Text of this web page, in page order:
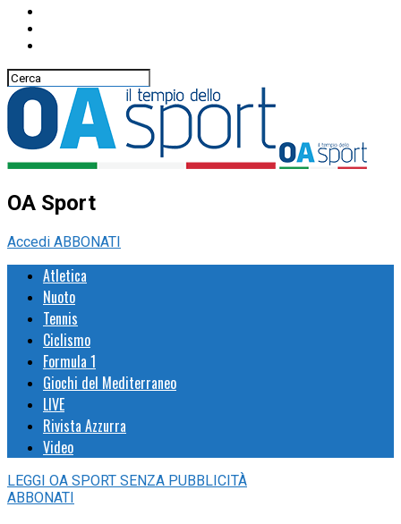
OA Sport
Accedi ABBONATI
Atletica
Nuoto
Tennis
Ciclismo
Formula 1
Giochi del Mediterraneo
LIVE
Rivista Azzurra
Video
LEGGI OA SPORT SENZA PUBBLICITÀ
ABBONATI